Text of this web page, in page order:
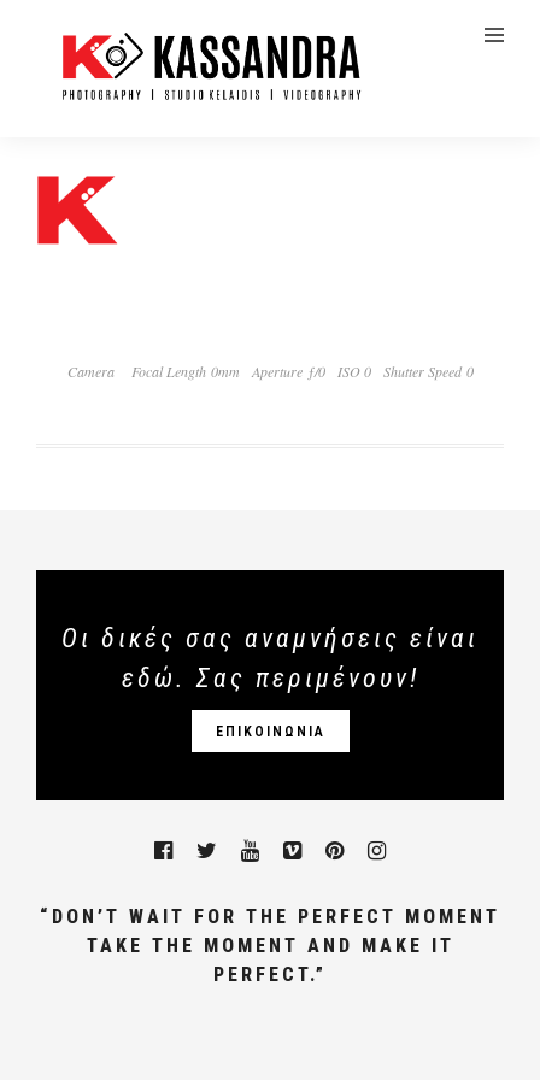
Camera Focal Length 0mm Aperture ƒ/0 ISO 0 Shutter Speed 0
Οι δικές σας αναμνήσεις είναι
εδώ. Σας περιμένουν!
ΕΠΙΚΟΙΝΩΝΙΑ
“DON’T WAIT FOR THE PERFECT MOMENT
TAKE THE MOMENT AND MAKE IT
PERFECT.”